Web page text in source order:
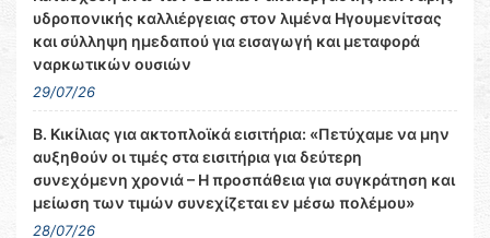
υδροπονικής καλλιέργειας στον λιμένα Ηγουμενίτσας
και σύλληψη ημεδαπού για εισαγωγή και μεταφορά
ναρκωτικών ουσιών
29/07/26
Β. Κικίλιας για ακτοπλοϊκά εισιτήρια: «Πετύχαμε να μην
αυξηθούν οι τιμές στα εισιτήρια για δεύτερη
συνεχόμενη χρονιά – Η προσπάθεια για συγκράτηση και
μείωση των τιμών συνεχίζεται εν μέσω πολέμου»
28/07/26